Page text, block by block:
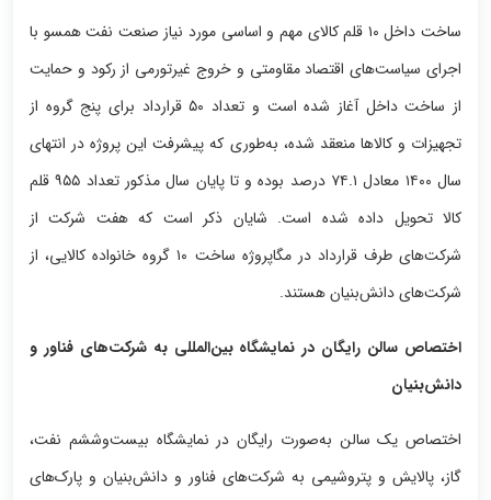
ساخت داخل ۱۰ قلم کالای مهم و اساسی مورد نیاز صنعت نفت همسو با
اجرای سیاست‌های اقتصاد مقاومتی و خروج غیرتورمی از رکود و حمایت
از ساخت داخل آغاز شده است و تعداد ۵۰ قرارداد برای پنج گروه از
تجهیزات و کالاها منعقد شده، به‌طوری که پیشرفت این پروژه در انتهای
سال ۱۴۰۰ معادل ۷۴.۱ درصد بوده و تا پایان سال مذکور تعداد ۹۵۵ قلم
کالا تحویل داده شده است. شایان ذکر است که هفت شرکت از
شرکت‌های طرف قرارداد در مگاپروژه ساخت ۱۰ گروه خانواده کالایی، از
شرکت‌های دانش‌بنیان هستند.
اختصاص سالن رایگان در نمایشگاه بین‌المللی به شرکت‌های فناور و
دانش‌بنیان
اختصاص یک سالن به‌صورت رایگان در نمایشگاه بیست‌وششم نفت‌،
گاز، پالایش و پتروشیمی به شرکت‌های فناور و دانش‌بنیان و پارک‌های